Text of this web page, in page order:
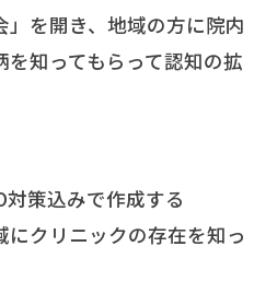
を開き、地域の方に院内
知ってもらって認知の拡
対策込みで作成する
にクリニックの存在を知っ